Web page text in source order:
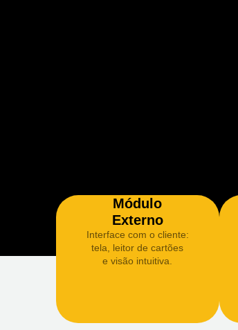
Módulo
Externo
Interface com o cliente:
tela, leitor de cartões
e visão intuitiva.